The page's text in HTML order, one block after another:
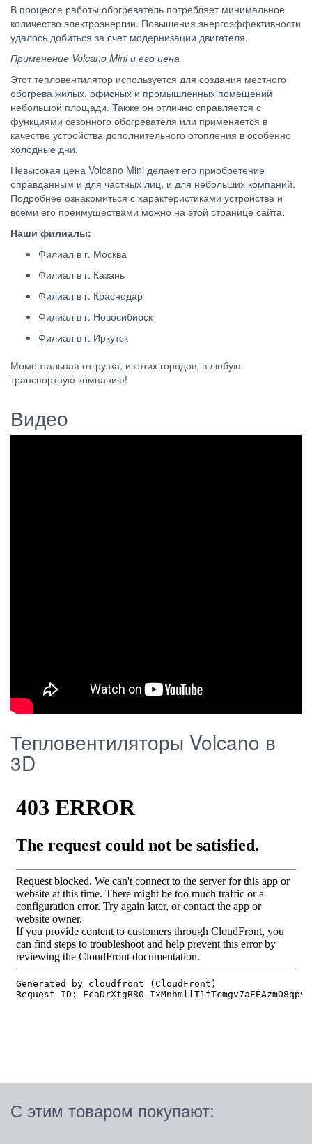
В процессе работы обогреватель потребляет минимальное
количество электроэнергии. Повышения энергоэффективности
удалось добиться за счет модернизации двигателя.
Применение Volcano Mini и его цена
Этот тепловентилятор используется для создания местного
обогрева жилых, офисных и промышленных помещений
небольшой площади. Также он отлично справляется с
функциями сезонного обогревателя или применяется в
качестве устройства дополнительного отопления в особенно
холодные дни.
Невысокая цена Volcano Mini делает его приобретение
оправданным и для частных лиц, и для небольших компаний.
Подробнее ознакомиться с характеристиками устройства и
всеми его преимуществами можно на этой странице сайта.
Наши филиалы:
Филиал в г. Москва
Филиал в г. Казань
Филиал в г. Краснодар
Филиал в г. Новосибирск
Филиал в г. Иркутск
Моментальная отгрузка, из этих городов, в любую
транспортную компанию!
Видео
Тепловентиляторы Volcano в
3D
С этим товаром покупают: